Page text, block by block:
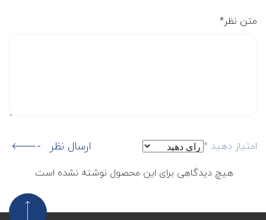
متن نظر*
امتیاز دهید * ارسال نظر
هیچ دیدگاهی برای این محصول نوشته نشده است.